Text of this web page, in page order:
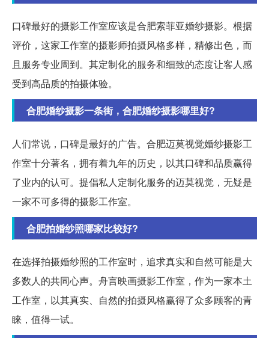
口碑最好的摄影工作室应该是合肥索菲亚婚纱摄影。根据
评价，这家工作室的摄影师拍摄风格多样，精修出色，而
且服务专业周到。其定制化的服务和细致的态度让客人感
受到高品质的拍摄体验。
合肥婚纱摄影一条街，合肥婚纱摄影哪里好?
人们常说，口碑是最好的广告。合肥迈莫视觉婚纱摄影工
作室十分著名，拥有着九年的历史，以其口碑和品质赢得
了业内的认可。提倡私人定制化服务的迈莫视觉，无疑是
一家不可多得的摄影工作室。
合肥拍婚纱照哪家比较好?
在选择拍摄婚纱照的工作室时，追求真实和自然可能是大
多数人的共同心声。舟言映画摄影工作室，作为一家本土
工作室，以其真实、自然的拍摄风格赢得了众多顾客的青
睐，值得一试。